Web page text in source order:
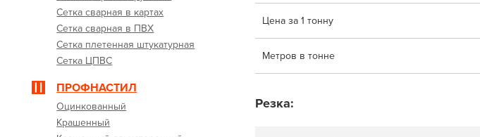
Сетка сварная в картах
Сетка сварная в ПВХ
Сетка плетенная штукатурная
Сетка ЦПВС
ПРОФНАСТИЛ
Оцинкованный
Крашенный
Цена за 1 тонну
Метров в тонне
Резка: